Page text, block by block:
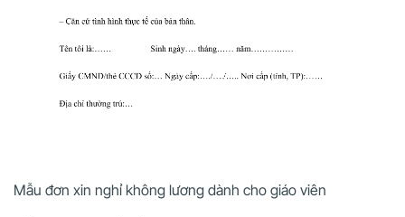
Mẫu đơn xin nghỉ không lương dành cho giáo viên